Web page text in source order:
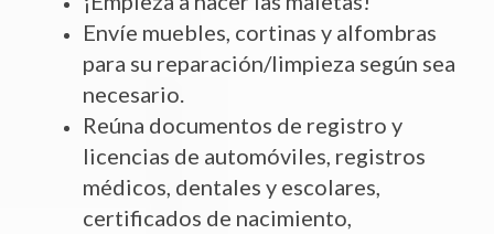
Envíe muebles, cortinas y alfombras
para su reparación/limpieza según sea
necesario.
Reúna documentos de registro y
licencias de automóviles, registros
médicos, dentales y escolares,
certificados de nacimiento,